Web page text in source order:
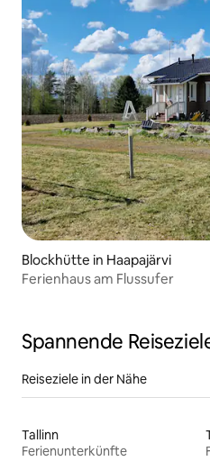
Blockhütte in Haapajärvi
Ferienhaus am Flussufer
Spannende
Reiseziele in der Nähe
Tallinn
Ferienunterkünfte